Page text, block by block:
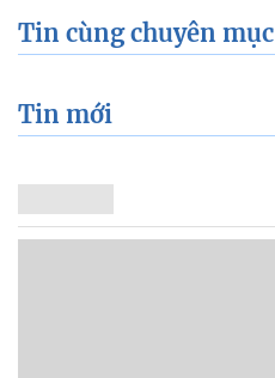
Tin cùng chuyên mục
Tin mới